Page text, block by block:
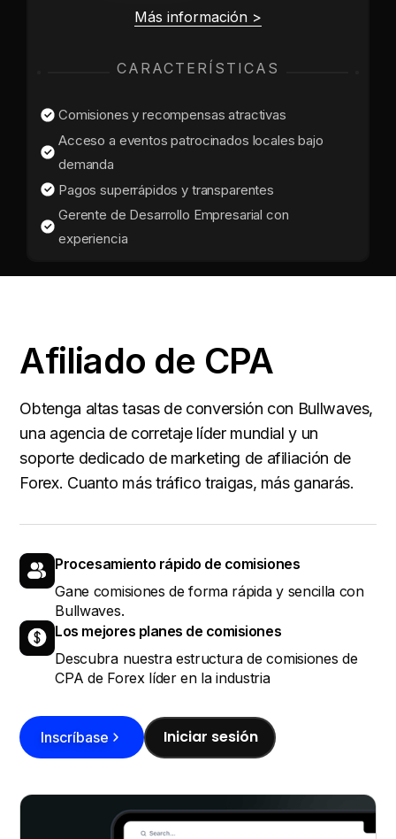
Más información >
CARACTERÍSTICAS
Comisiones y recompensas atractivas
Acceso a eventos patrocinados locales bajo
demanda
Pagos superrápidos y transparentes
Gerente de Desarrollo Empresarial con
experiencia
Afiliado de CPA
Obtenga altas tasas de conversión con Bullwaves,
una agencia de corretaje líder mundial y un
soporte dedicado de marketing de afiliación de
Forex. Cuanto más tráfico traigas, más ganarás.
Procesamiento rápido de comisiones
Gane comisiones de forma rápida y sencilla con
Bullwaves.
Los mejores planes de comisiones
Descubra nuestra estructura de comisiones de
CPA de Forex líder en la industria
Inscríbase Iniciar sesión